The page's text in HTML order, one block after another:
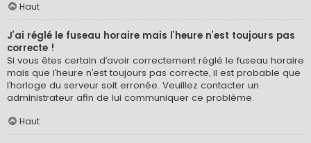
Haut
J’ai réglé le fuseau horaire mais l’heure n’est toujours pas
correcte !
Si vous êtes certain d’avoir correctement réglé le fuseau horaire
mais que l’heure n’est toujours pas correcte, il est probable que
l’horloge du serveur soit erronée. Veuillez contacter un
administrateur afin de lui communiquer ce problème.
Haut